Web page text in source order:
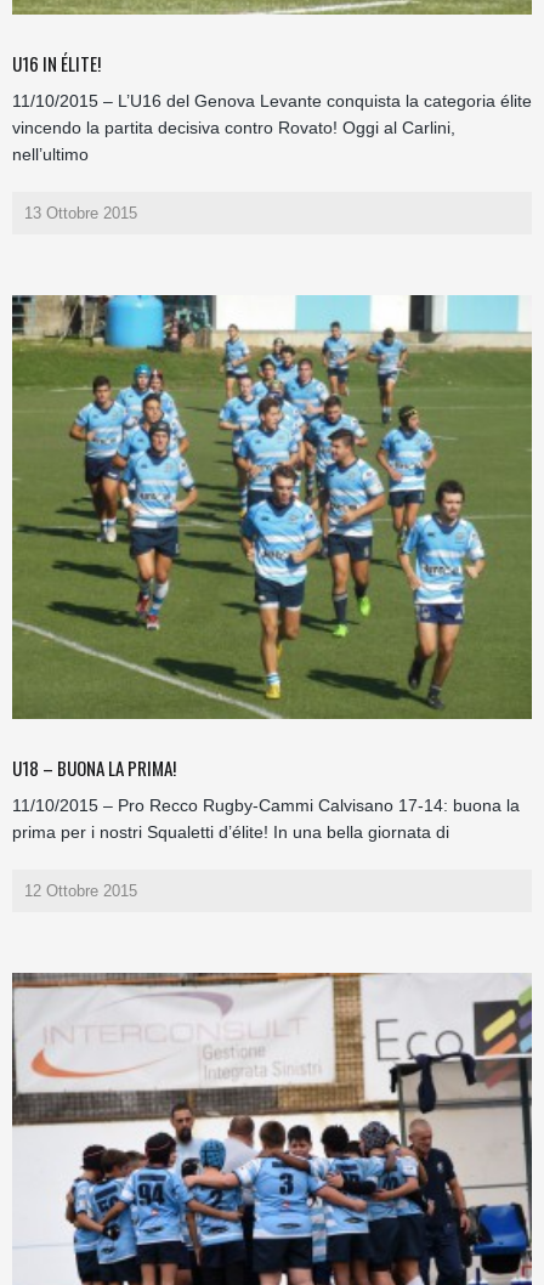
U16 IN ÉLITE!
11/10/2015 – L’U16 del Genova Levante conquista la categoria élite
vincendo la partita decisiva contro Rovato! Oggi al Carlini,
nell’ultimo
13 Ottobre 2015
U18 – BUONA LA PRIMA!
11/10/2015 – Pro Recco Rugby-Cammi Calvisano 17-14: buona la
prima per i nostri Squaletti d’élite! In una bella giornata di
12 Ottobre 2015